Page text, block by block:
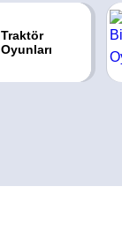
Traktör
Oyunları